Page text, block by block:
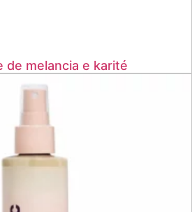
de melancia e karité